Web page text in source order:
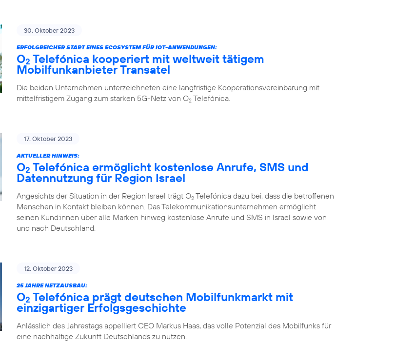
30. Oktober 2023
ERFOLGREICHER START EINES ECOSYSTEM FÜR IOT-ANWENDUNGEN:
O2 Telefónica kooperiert mit weltweit tätigem
Mobilfunkanbieter Transatel
Die beiden Unternehmen unterzeichneten eine langfristige Kooperationsvereinbarung mit
mittelfristigem Zugang zum starken 5G-Netz von O2 Telefónica.
17. Oktober 2023
AKTUELLER HINWEIS:
O2 Telefónica ermöglicht kostenlose Anrufe, SMS und
Datennutzung für Region Israel
Angesichts der Situation in der Region Israel trägt O2 Telefónica dazu bei, dass die betroffenen
Menschen in Kontakt bleiben können. Das Telekommunikations­unternehmen ermöglicht
seinen Kund:innen über alle Marken hinweg kostenlose Anrufe und SMS in Israel sowie von
und nach Deutschland.
12. Oktober 2023
25 JAHRE NETZAUSBAU:
O2 Telefónica prägt deutschen Mobilfunkmarkt mit
einzigartiger Erfolgsgeschichte
Anlässlich des Jahrestags appelliert CEO Markus Haas, das volle Potenzial des Mobilfunks für
eine nachhaltige Zukunft Deutschlands zu nutzen.